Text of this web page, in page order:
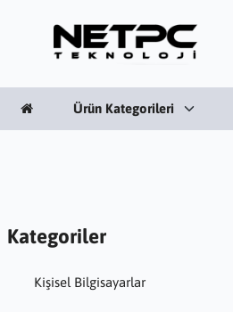
Ürün Kategorileri
Kategoriler
Kişisel Bilgisayarlar